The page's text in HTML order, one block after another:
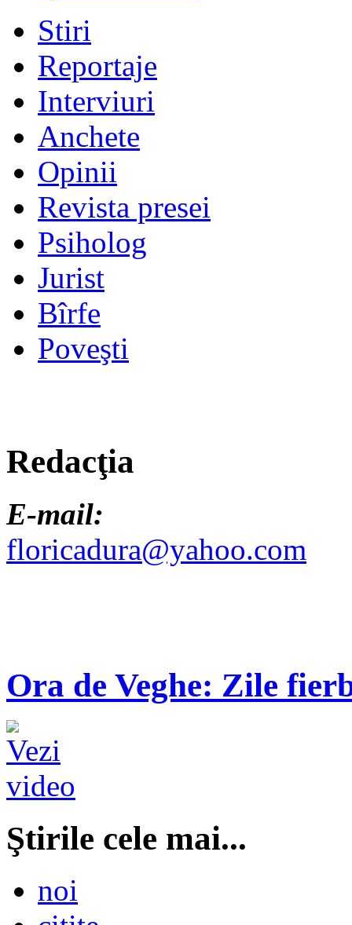
Stiri
Reportaje
Interviuri
Anchete
Opinii
Revista presei
Psiholog
Jurist
Bîrfe
Poveşti
Redacţia
E-mail:
floricadura@yahoo.com
Ora de Veghe: Zile
Ştirile cele mai...
noi